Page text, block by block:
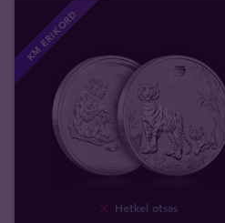
KM ERIKORD
Hetkel otsas